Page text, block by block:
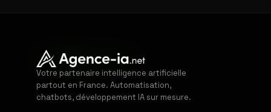
Votre partenaire intelligence artificielle
partout en France. Automatisation,
chatbots, développement IA sur mesure.